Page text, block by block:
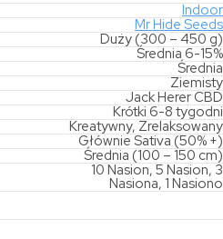
Indoor
Mr Hide Seeds
Duży (300 – 450 g)
Średnia 6-15%
Średnia
Ziemisty
Jack Herer CBD
Krótki 6-8 tygodni
Kreatywny, Zrelaksowany
Głównie Sativa (50% +)
Średnia (100 – 150 cm)
10 Nasion, 5 Nasion, 3
Nasiona, 1 Nasiono